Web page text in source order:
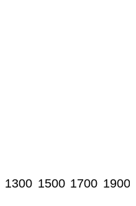
1300 1500 1700 1900